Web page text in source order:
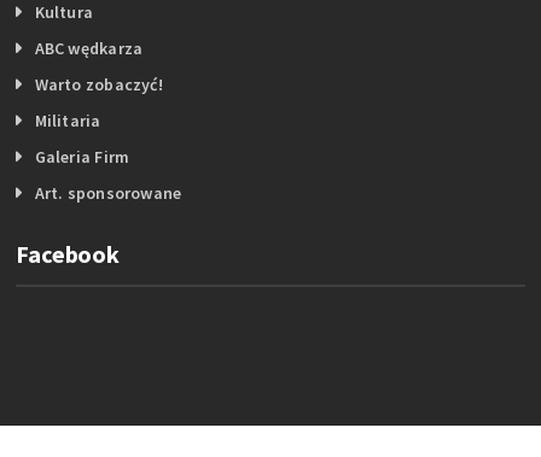
Kultura
ABC wędkarza
Warto zobaczyć!
Militaria
Galeria Firm
Art. sponsorowane
Facebook